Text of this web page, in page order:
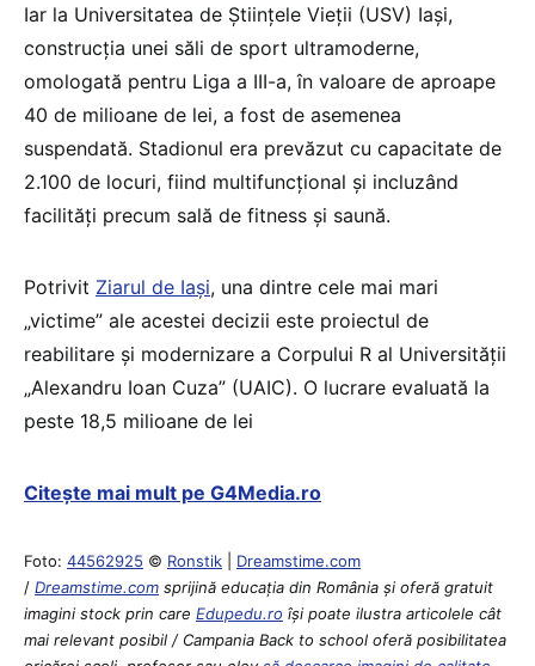
Iar la Universitatea de Științele Vieții (USV) Iași,
construcția unei săli de sport ultramoderne,
omologată pentru Liga a III-a, în valoare de aproape
40 de milioane de lei, a fost de asemenea
suspendată. Stadionul era prevăzut cu capacitate de
2.100 de locuri, fiind multifuncțional și incluzând
facilități precum sală de fitness și saună.
Potrivit Ziarul de Iași, una dintre cele mai mari
„victime” ale acestei decizii este proiectul de
reabilitare și modernizare a Corpului R al Universității
„Alexandru Ioan Cuza” (UAIC). O lucrare evaluată la
peste 18,5 milioane de lei
Citește mai mult pe G4Media.ro
Foto: 44562925 © Ronstik
Dreamstime.com
/ Dreamstime.com sprijină educaţia din România şi oferă gratuit
imagini stock prin care Edupedu.ro îşi poate ilustra articolele cât
mai relevant posibil / Campania Back to school oferă posibilitatea